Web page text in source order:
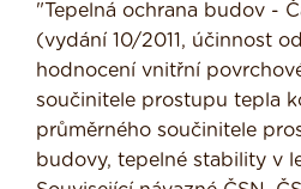
"Tepelná ochrana budov -
(vydání 10/2011, účinnost od
hodnocení vnitřní
součinitele prostupu tepla
průměrného součinitele
budovy, tepelné stability v